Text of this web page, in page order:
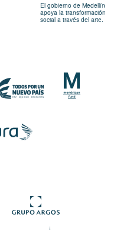
El gobierno de Medellín
apoya la transformación
social a través del arte.